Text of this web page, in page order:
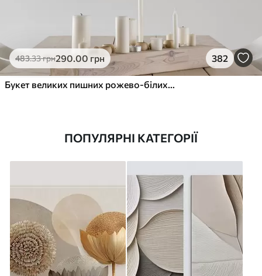
483.33грн290.00 грн 382
Букет великих пишних рожево-білих квітів півонії із зеленим листям на м’якому розмитому фоні
ПОПУЛЯРНІ КАТЕГОРІЇ